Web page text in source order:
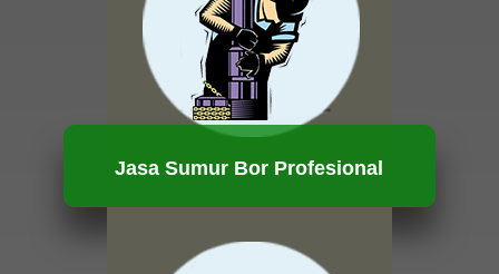
Jasa Sumur Bor Profesional